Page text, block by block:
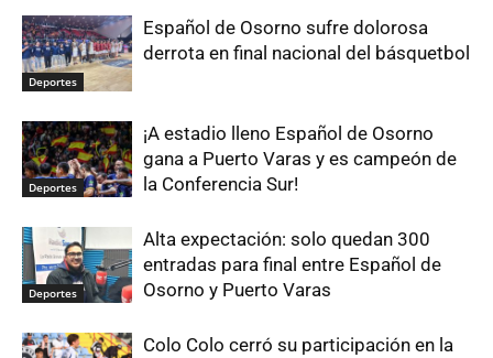
Deportes
Español de Osorno sufre dolorosa
derrota en final nacional del básquetbol
Deportes
¡A estadio lleno Español de Osorno
gana a Puerto Varas y es campeón de
la Conferencia Sur!
Deportes
Alta expectación: solo quedan 300
entradas para final entre Español de
Osorno y Puerto Varas
Colo Colo cerró su participación en la